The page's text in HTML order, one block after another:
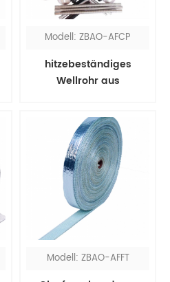
Modell: ZBAO-AFCP
hitzebeständiges
Wellrohr aus
Modell: ZBAO-AFFT